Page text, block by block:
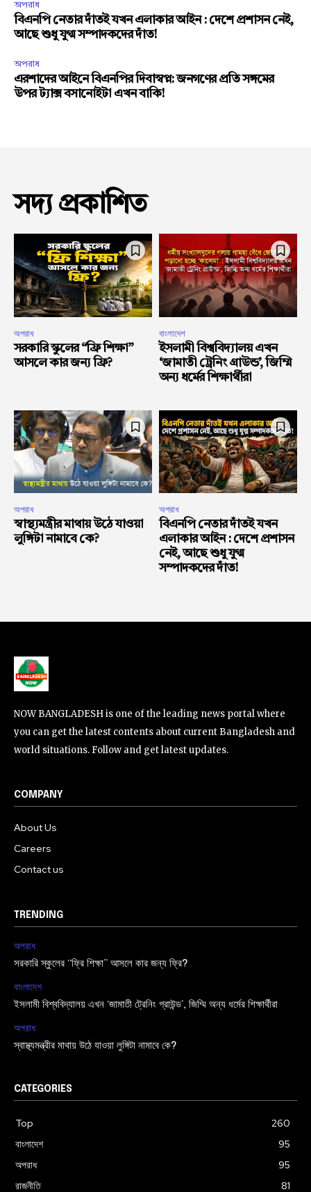
অপরাধ
বিএনপি নেতার দাঁতই যখন এলাকার আইন : দেশে প্রশাসন নেই,
আছে শুধু যুগ্ম সম্পাদকদের দাঁত!
অপরাধ
এরশাদের আইনে বিএনপির দিবাস্বপ্ন: জনগণের প্রতি সঙ্গমের
উপর ট্যাক্স বসানোইটা এখন বাকি!
সদ্য প্রকাশিত
অপরাধ
সরকারি স্কুলের “ফ্রি শিক্ষা”
আসলে কার জন্য ফ্রি?
বাংলাদেশ
ইসলামী বিশ্ববিদ্যালয় এখন
‘জামাতী ট্রেনিং গ্রাউন্ড’, জিম্মি
অন্য ধর্মের শিক্ষার্থীরা
অপরাধ
স্বাস্থ্যমন্ত্রীর মাথায় উঠে যাওয়া
লুঙ্গিটা নামাবে কে?
অপরাধ
বিএনপি নেতার দাঁতই যখন
এলাকার আইন : দেশে প্রশাসন
নেই, আছে শুধু যুগ্ম
সম্পাদকদের দাঁত!
NOW BANGLADESH is one of the leading news portal where
you can get the latest contents about current Bangladesh and
world situations. Follow and get latest updates.
COMPANY
About Us
Careers
Contact us
TRENDING
অপরাধ
সরকারি স্কুলের “ফ্রি শিক্ষা” আসলে কার জন্য ফ্রি?
বাংলাদেশ
ইসলামী বিশ্ববিদ্যালয় এখন ‘জামাতী ট্রেনিং গ্রাউন্ড’, জিম্মি অন্য ধর্মের শিক্ষার্থীরা
অপরাধ
স্বাস্থ্যমন্ত্রীর মাথায় উঠে যাওয়া লুঙ্গিটা নামাবে কে?
CATEGORIES
Top
260
বাংলাদেশ
95
অপরাধ
95
রাজনীতি
81